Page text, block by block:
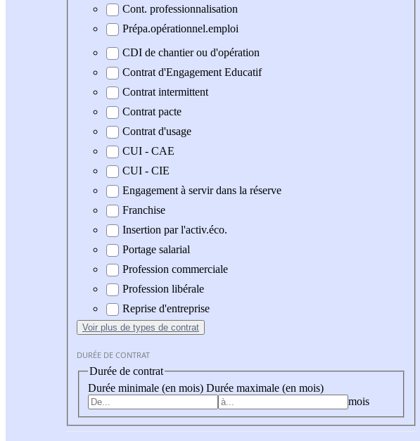
Cont. professionnalisation
Prépa.opérationnel.emploi
CDI de chantier ou d'opération
Contrat d'Engagement Educatif
Contrat intermittent
Contrat pacte
Contrat d'usage
CUI - CAE
CUI - CIE
Engagement à servir dans la réserve
Franchise
Insertion par l'activ.éco.
Portage salarial
Profession commerciale
Profession libérale
Reprise d'entreprise
Voir plus de types de contrat
DURÉE DE CONTRAT
Durée de contrat
Durée minimale (en mois) Durée maximale (en mois)
mois